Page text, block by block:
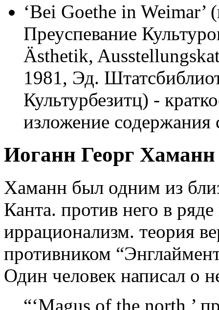
‘Bei Goethe in Weimar’
Преуспевание
Ästhetik,
1981, Эд.
Культурбезитц) -
изложение содержания
Иоганн Георг Хаманн
Хаманн был одним из
Канта. против него в
иррационализм. теория
противником
Один человек написал о
“‘Magus of the north,’